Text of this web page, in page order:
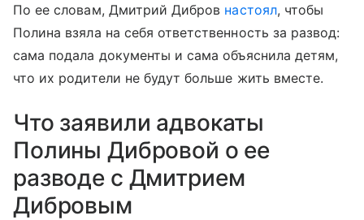
По ее словам, Дмитрий Дибров настоял, чтобы
Полина взяла на себя ответственность за развод:
сама подала документы и сама объяснила детям,
что их родители не будут больше жить вместе.
Что заявили адвокаты
Полины Дибровой о ее
разводе с Дмитрием
Дибровым